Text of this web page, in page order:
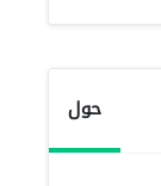
حول